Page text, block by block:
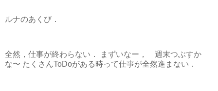
ルナのあくび．
全然，仕事が終わらない． まずいなー， 週末つぶすか
な〜 たくさんToDoがある時って仕事が全然進まない．